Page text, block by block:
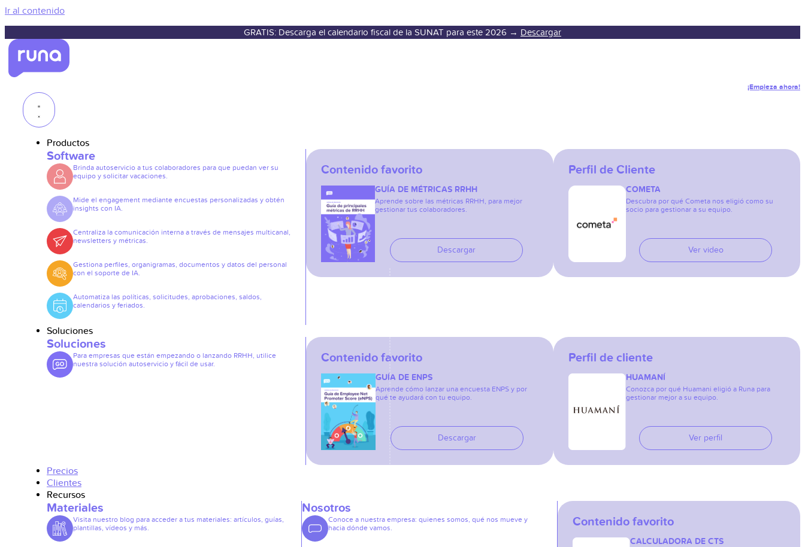
Ir al contenido
GRATIS: Descarga el calendario fiscal de la SUNAT para este 2026 → Descargar
¡Empieza ahora!
Productos
Software
Brinda autoservicio a tus colaboradores para que puedan ver su
equipo y solicitar vacaciones.
Mide el engagement mediante encuestas personalizadas y obtén
insights con IA.
Centraliza la comunicación interna a través de mensajes multicanal,
newsletters y métricas.
Gestiona perfiles, organigramas, documentos y datos del personal
con el soporte de IA.
Automatiza las políticas, solicitudes, aprobaciones, saldos,
calendarios y feriados.
Contenido favorito
GUÍA DE MÉTRICAS RRHH
Aprende sobre las métricas RRHH, para mejor
gestionar tus colaboradores.
Descargar
Perfil de Cliente
COMETA
Descubra por qué Cometa nos eligió como su
socio para gestionar a su equipo.
Ver video
Soluciones
Soluciones
Para empresas que están empezando o lanzando RRHH, utilice
nuestra solución autoservicio y fácil de usar.
Contenido favorito
GUÍA DE ENPS
Aprende cómo lanzar una encuesta ENPS y por
qué te ayudará con tu equipo.
Descargar
Perfil de cliente
HUAMANÍ
Conozca por qué Huamani eligió a Runa para
gestionar mejor a su equipo.
Ver perfil
Precios
Clientes
Recursos
Materiales
Visita nuestro blog para acceder a tus materiales: artículos, guías,
plantillas, vídeos y más.
Nosotros
Conoce a nuestra empresa: quienes somos, qué nos mueve y
hacia dónde vamos.
Contenido favorito
CALCULADORA DE CTS